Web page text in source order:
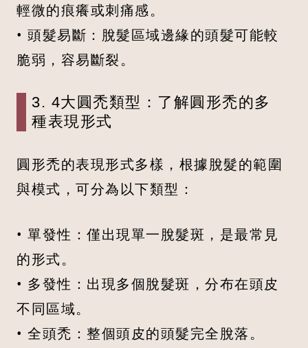
輕微的痕癢或刺痛感。
• 頭髮易斷：脫髮區域邊緣的頭髮可能較
脆弱，容易斷裂。
3. 4大圓禿類型：了解圓形禿的多
種表現形式
圓形禿的表現形式多樣，根據脫髮的範圍
與模式，可分為以下類型：
• 單發性：僅出現單一脫髮斑，是最常見
的形式。
• 多發性：出現多個脫髮斑，分布在頭皮
不同區域。
• 全頭禿：整個頭皮的頭髮完全脫落。